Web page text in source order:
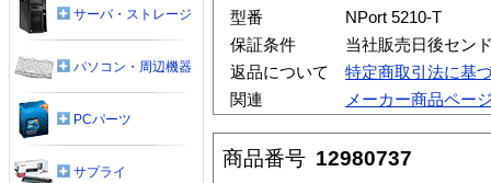
型番
NPort 5210-T
保証条件
当社販売日後セン
返品について
特定商取引法に基
関連
メーカー商品ペー
商品番号 12980737
サーバ・ストレージ
パソコン・周辺機器
PCパーツ
サプライ